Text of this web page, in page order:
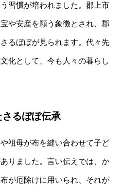
習慣が培われました。郡上市
や安産を願う象徴とされ、郡
るぼぼが見られます。代々先
化として、今も人々の暮らし
るぼぼ伝承
祖母が布を縫い合わせて子ど
りました。言い伝えでは、か
が厄除けに用いられ、それが